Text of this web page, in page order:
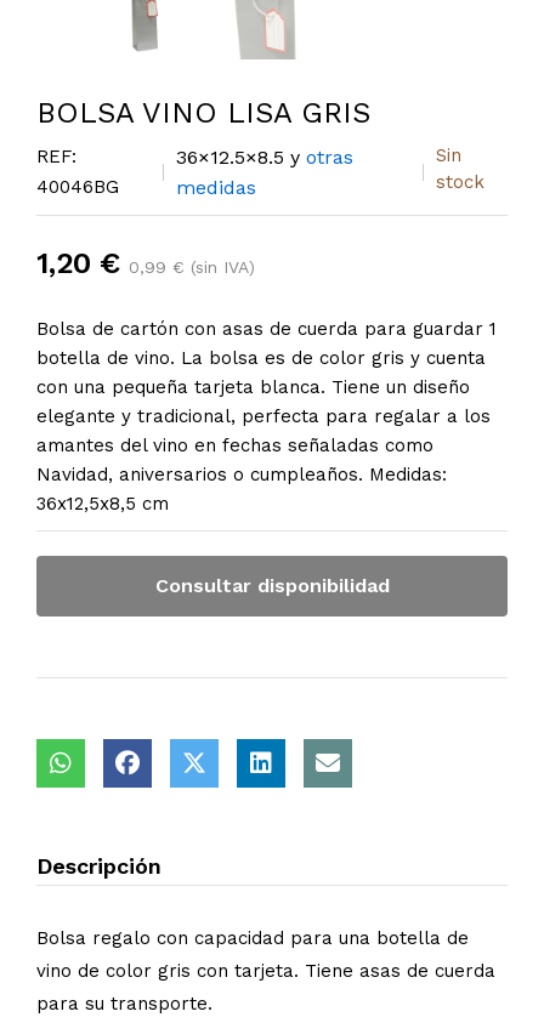
BOLSA VINO LISA GRIS
REF:
40046BG
36×12.5×8.5 y otras
medidas
Sin
stock
1,20 € 0,99 € (sin IVA)
Bolsa de cartón con asas de cuerda para guardar 1
botella de vino. La bolsa es de color gris y cuenta
con una pequeña tarjeta blanca. Tiene un diseño
elegante y tradicional, perfecta para regalar a los
amantes del vino en fechas señaladas como
Navidad, aniversarios o cumpleaños. Medidas:
36x12,5x8,5 cm
Consultar disponibilidad
Descripción
Bolsa regalo con capacidad para una botella de
vino de color gris con tarjeta. Tiene asas de cuerda
para su transporte.